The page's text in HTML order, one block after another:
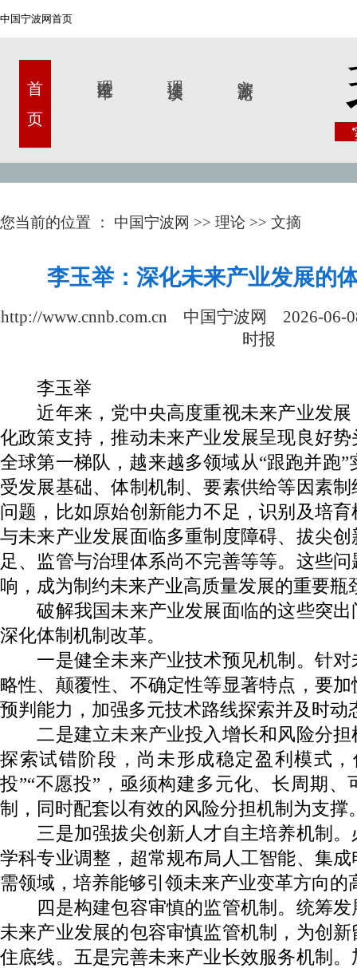
中国宁波网首页
首 页
您当前的位置 ： 中国宁波网 >> 理论 >> 文摘
李玉举：深化未来产业发展的
http://www.cnnb.com.cn 中国宁波网
2026-06-
时报
李玉举
近年来，党中央高度重视未来产业发展
化政策支持，推动未来产业发展呈现良好
全球第一梯队，越来越多领域从“跟跑并跑”
受发展基础、体制机制、要素供给等因素
问题，比如原始创新能力不足，识别及培
与未来产业发展面临多重制度障碍、拔尖
足、监管与治理体系尚不完善等等。这些
响，成为制约未来产业高质量发展的重要瓶
破解我国未来产业发展面临的这些突出
深化体制机制改革。
一是健全未来产业技术预见机制。针对
略性、颠覆性、不确定性等显著特点，要
预判能力，加强多元技术路线探索并及时动
二是建立未来产业投入增长和风险分担
探索试错阶段，尚未形成稳定盈利模式
投”“不愿投”，亟须构建多元化、长周期、
制，同时配套以有效的风险分担机制为支撑
三是加强拔尖创新人才自主培养机制。
学科专业调整，超常规布局人工智能、集
需领域，培养能够引领未来产业变革方向的
四是构建包容审慎的监管机制。统筹发
未来产业发展的包容审慎监管机制，为创
住底线。五是完善未来产业长效服务机制